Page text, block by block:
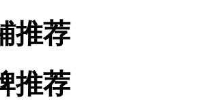
推荐
推荐